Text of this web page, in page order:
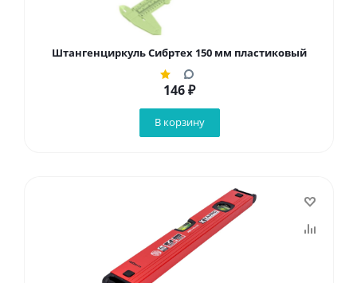
Штангенциркуль Сибртех 150 мм пластиковый
146₽
В корзину